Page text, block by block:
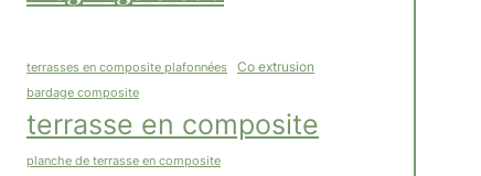
terrasses en composite plafonnées Co extrusion
bardage composite
terrasse en composite
planche de terrasse en composite